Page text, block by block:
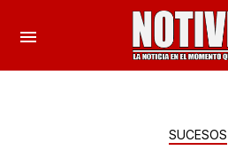
SUCESOS